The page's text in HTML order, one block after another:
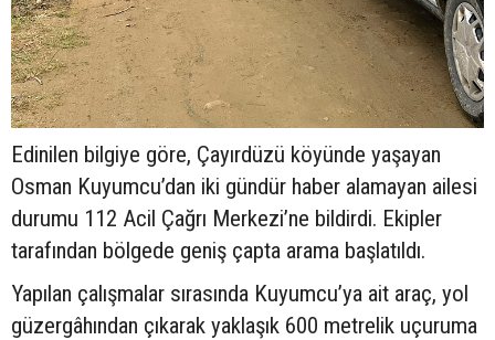
Edinilen bilgiye göre, Çayırdüzü köyünde yaşayan
Osman Kuyumcu’dan iki gündür haber alamayan ailesi
durumu 112 Acil Çağrı Merkezi’ne bildirdi. Ekipler
tarafından bölgede geniş çapta arama başlatıldı.
Yapılan çalışmalar sırasında Kuyumcu’ya ait araç, yol
güzergâhından çıkarak yaklaşık 600 metrelik uçuruma